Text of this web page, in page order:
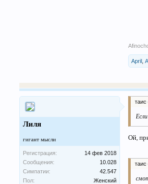
April ,
Лиля
гигант мысли
Регистрация:
14 фев 2018
Сообщения:
10.028
Симпатии:
42.547
Пол:
Женский
таис
Ой,
таис